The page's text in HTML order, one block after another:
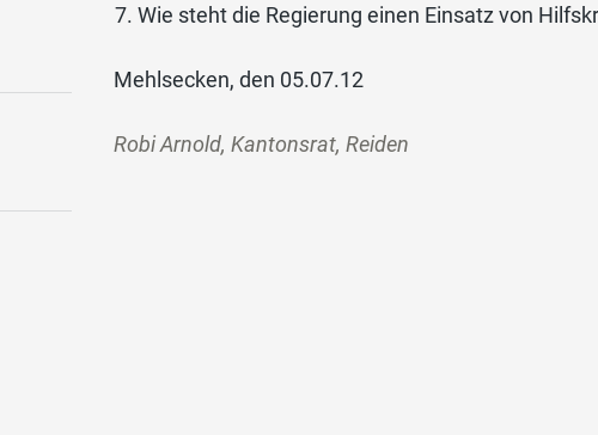
Wie steht die Regierung einen Einsatz von
Mehlsecken, den 05.07.12
Robi Arnold, Kantonsrat, Reiden